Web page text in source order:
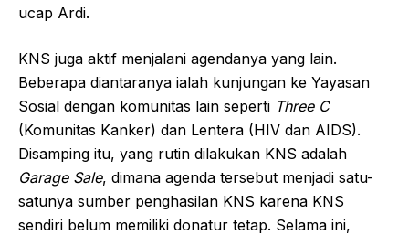
ucap Ardi.
KNS juga aktif menjalani agendanya yang lain.
Beberapa diantaranya ialah kunjungan ke Yayasan
Sosial dengan komunitas lain seperti Three C
(Komunitas Kanker) dan Lentera (HIV dan AIDS).
Disamping itu, yang rutin dilakukan KNS adalah
Garage Sale, dimana agenda tersebut menjadi satu-
satunya sumber penghasilan KNS karena KNS
sendiri belum memiliki donatur tetap. Selama ini,